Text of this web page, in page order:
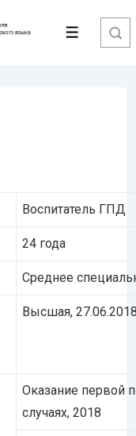
Меню
Воспитатель ГПД
24 года
Среднее
Высшая,
Оказание первой
случаях, 2018